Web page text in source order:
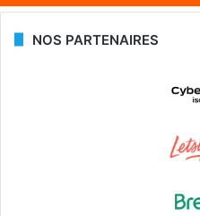
NOS PARTENAIRES